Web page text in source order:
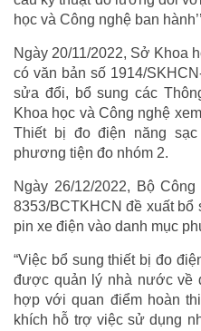
học và Công nghệ ban
Ngày 20/11/2022, Sở Khoa
có văn bản số 1914/
sửa đổi, bổ sung các
Khoa học và Công nghệ
Thiết bị đo điện năng
phương tiện đo nhóm 2.
Ngày 26/12/2022, Bộ
8353/BCTKHCN đề xuất bổ
pin xe điện vào danh mục
“Việc bổ sung thiết bị đo
được quản lý nhà nước về
hợp với quan điểm hoàn
khích hỗ trợ việc sử dụng